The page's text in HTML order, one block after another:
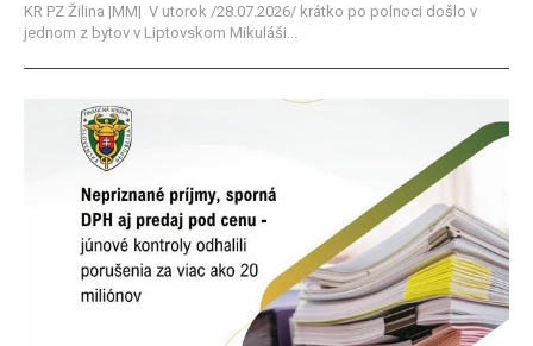
KR PZ Žilina |MM| V utorok /28.07.2026/ krátko po polnoci došlo v
jednom z bytov v Liptovskom Mikuláši...